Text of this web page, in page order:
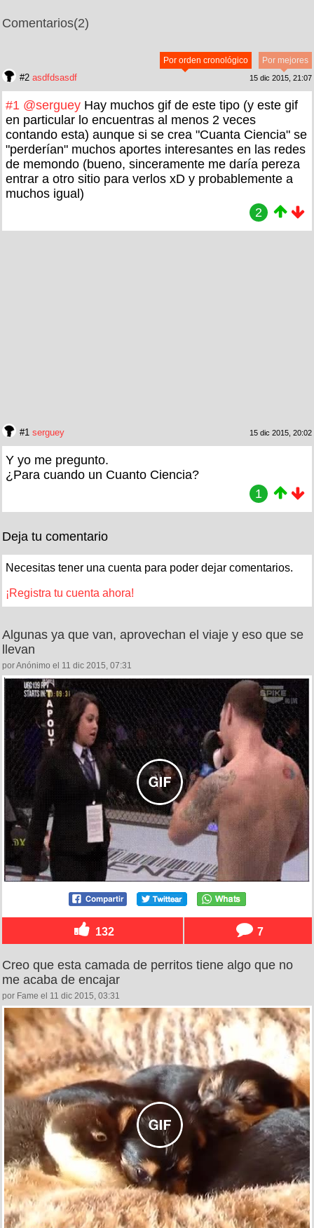
Comentarios(2)
Por mejores
Por orden cronológico
#2 asdfdsasdf 15 dic 2015, 21:07
#1 @serguey Hay muchos gif de este tipo (y este gif
en particular lo encuentras al menos 2 veces
contando esta) aunque si se crea "Cuanta Ciencia" se
"perderían" muchos aportes interesantes en las redes
de memondo (bueno, sinceramente me daría pereza
entrar a otro sitio para verlos xD y probablemente a
muchos igual)
2
#1 serguey 15 dic 2015, 20:02
Y yo me pregunto.
¿Para cuando un Cuanto Ciencia?
1
Deja tu comentario
Necesitas tener una cuenta para poder dejar comentarios.
¡Registra tu cuenta ahora!
Algunas ya que van, aprovechan el viaje y eso que se
llevan
por Anónimo el 11 dic 2015, 07:31
132 7
Creo que esta camada de perritos tiene algo que no
me acaba de encajar
por Fame el 11 dic 2015, 03:31